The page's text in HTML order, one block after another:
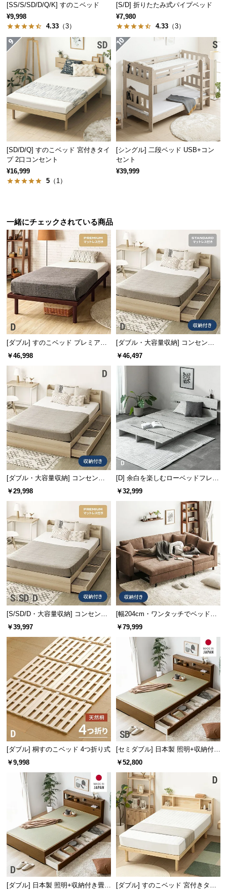
つ
会
員
規
約
に
つ
い
て
サ
ポ
ー
ト
お
知
ら
ブ
グ
企
業
情
報
o.,
[SS/S/SD/D/Q/K] すのこベッド
¥9,998
4.33 （3）
[S/D] 折りたたみ式パイプベッド
¥7,980
4.33 （3）
[SD/D/Q] すのこベッド 宮付きタイ
プ 2口コンセント
¥16,999
5 （1）
[シングル] 二段ベッド USB+コン
セント
¥39,999
一緒にチェックされている商品
[ダブル] すのこベッド プレミアム
マットレス付き
￥46,998
[ダブル・大容量収納] コンセント
機能付きベッド マットレス付き
￥46,497
[ダブル・大容量収納] コンセント
機能付きベッド 収納左右組み換え
￥29,998
[D] 余白を楽しむローベッドフレー
ム 天然木調 ステージベッド 2口コ
￥32,999
[S/SD/D・大容量収納] コンセント
機能付きベッド プレミアムマット
￥39,997
[幅204cm・ワンタッチでベッドに]
大容量収納 3人掛けソファーベッド
￥79,999
[ダブル] 桐すのこベッド 4つ折り式
￥9,998
[セミダブル] 日本製 照明+収納付き
畳ベッド
￥52,800
[ダブル] 日本製 照明+収納付き畳ベ
[ダブル] すのこベッド 宮付きタイ